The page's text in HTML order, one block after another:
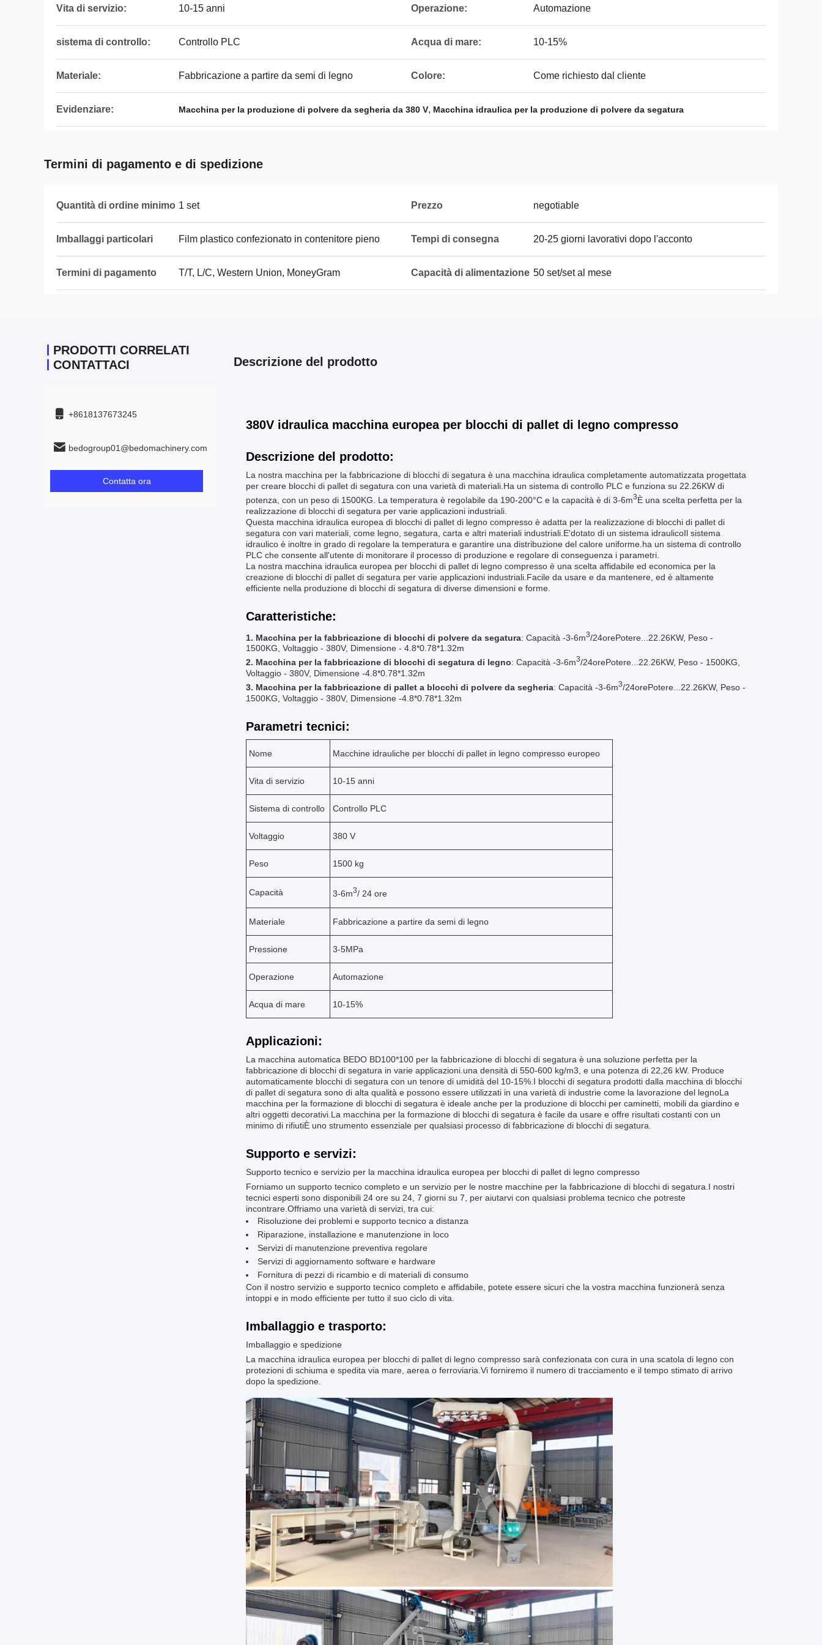
Vita di servizio: 10-15 anni Operazione: Automazione
sistema di controllo: Controllo PLC Acqua di mare: 10-15%
Materiale: Fabbricazione a partire da semi di legno Colore: Come richiesto dal cliente
Evidenziare: Macchina per la produzione di polvere da segheria da 380 V, Macchina idraulica per la produzione di polvere da segatura
Termini di pagamento e di spedizione
Quantità di ordine minimo 1 set Prezzo negotiable
Imballaggi particolari Film plastico confezionato in contenitore pieno Tempi di consegna 20-25 giorni lavorativi dopo l'acconto
Termini di pagamento T/T, L/C, Western Union, MoneyGram Capacità di alimentazione 50 set/set al mese
PRODOTTI CORRELATI
CONTATTACI
+8618137673245
bedogroup01@bedomachinery.com
Contatta ora
Descrizione del prodotto
380V idraulica macchina europea per blocchi di pallet di legno compresso
Descrizione del prodotto:
La nostra macchina per la fabbricazione di blocchi di segatura è una macchina idraulica completamente automatizzata progettata
per creare blocchi di pallet di segatura con una varietà di materiali.Ha un sistema di controllo PLC e funziona su 22.26KW di
potenza, con un peso di 1500KG. La temperatura è regolabile da 190-200°C e la capacità è di 3-6m3È una scelta perfetta per la
realizzazione di blocchi di segatura per varie applicazioni industriali.
Questa macchina idraulica europea di blocchi di pallet di legno compresso è adatta per la realizzazione di blocchi di pallet di
segatura con vari materiali, come legno, segatura, carta e altri materiali industriali.E'dotato di un sistema idraulicoIl sistema
idraulico è inoltre in grado di regolare la temperatura e garantire una distribuzione del calore uniforme.ha un sistema di controllo
PLC che consente all'utente di monitorare il processo di produzione e regolare di conseguenza i parametri.
La nostra macchina idraulica europea per blocchi di pallet di legno compresso è una scelta affidabile ed economica per la
creazione di blocchi di pallet di segatura per varie applicazioni industriali.Facile da usare e da mantenere, ed è altamente
efficiente nella produzione di blocchi di segatura di diverse dimensioni e forme.
Caratteristiche:
1. Macchina per la fabbricazione di blocchi di polvere da segatura: Capacità -3-6m3/24orePotere... 22.26KW, Peso -
1500KG, Voltaggio - 380V, Dimensione - 4.8*0.78*1.32m
2. Macchina per la fabbricazione di blocchi di segatura di legno: Capacità -3-6m3/24orePotere... 22.26KW, Peso - 1500KG,
Voltaggio - 380V, Dimensione -4.8*0.78*1.32m
3. Macchina per la fabbricazione di pallet a blocchi di polvere da segheria: Capacità -3-6m3/24orePotere... 22.26KW, Peso -
1500KG, Voltaggio - 380V, Dimensione -4.8*0.78*1.32m
Parametri tecnici:
Nome Macchine idrauliche per blocchi di pallet in legno compresso europeo
Vita di servizio 10-15 anni
Sistema di controllo Controllo PLC
Voltaggio 380 V
Peso 1500 kg
Capacità 3-6m3/ 24 ore
Materiale Fabbricazione a partire da semi di legno
Pressione 3-5MPa
Operazione Automazione
Acqua di mare 10-15%
Applicazioni:
La macchina automatica BEDO BD100*100 per la fabbricazione di blocchi di segatura è una soluzione perfetta per la
fabbricazione di blocchi di segatura in varie applicazioni.una densità di 550-600 kg/m3, e una potenza di 22,26 kW. Produce
automaticamente blocchi di segatura con un tenore di umidità del 10-15%.I blocchi di segatura prodotti dalla macchina di blocchi
di pallet di segatura sono di alta qualità e possono essere utilizzati in una varietà di industrie come la lavorazione del legnoLa
macchina per la formazione di blocchi di segatura è ideale anche per la produzione di blocchi per caminetti, mobili da giardino e
altri oggetti decorativi.La macchina per la formazione di blocchi di segatura è facile da usare e offre risultati costanti con un
minimo di rifiutiÈ uno strumento essenziale per qualsiasi processo di fabbricazione di blocchi di segatura.
Supporto e servizi:
Supporto tecnico e servizio per la macchina idraulica europea per blocchi di pallet di legno compresso
Forniamo un supporto tecnico completo e un servizio per le nostre macchine per la fabbricazione di blocchi di segatura.I nostri
tecnici esperti sono disponibili 24 ore su 24, 7 giorni su 7, per aiutarvi con qualsiasi problema tecnico che potreste
incontrare.Offriamo una varietà di servizi, tra cui:
Risoluzione dei problemi e supporto tecnico a distanza
Riparazione, installazione e manutenzione in loco
Servizi di manutenzione preventiva regolare
Servizi di aggiornamento software e hardware
Fornitura di pezzi di ricambio e di materiali di consumo
Con il nostro servizio e supporto tecnico completo e affidabile, potete essere sicuri che la vostra macchina funzionerà senza
intoppi e in modo efficiente per tutto il suo ciclo di vita.
Imballaggio e trasporto:
Imballaggio e spedizione
La macchina idraulica europea per blocchi di pallet di legno compresso sarà confezionata con cura in una scatola di legno con
protezioni di schiuma e spedita via mare, aerea o ferroviaria.Vi forniremo il numero di tracciamento e il tempo stimato di arrivo
dopo la spedizione.